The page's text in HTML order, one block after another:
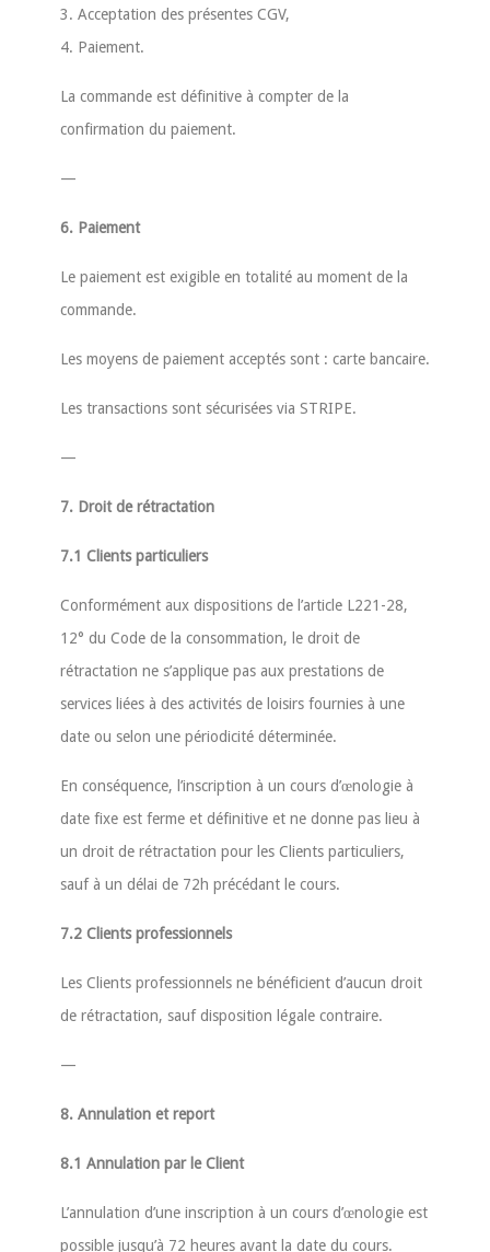
3. Acceptation des présentes CGV,
4. Paiement.
La commande est définitive à compter de la
confirmation du paiement.
—
6. Paiement
Le paiement est exigible en totalité au moment de la
commande.
Les moyens de paiement acceptés sont : carte bancaire.
Les transactions sont sécurisées via STRIPE.
—
7. Droit de rétractation
7.1 Clients particuliers
Conformément aux dispositions de l’article L221-28,
12° du Code de la consommation, le droit de
rétractation ne s’applique pas aux prestations de
services liées à des activités de loisirs fournies à une
date ou selon une périodicité déterminée.
En conséquence, l’inscription à un cours d’œnologie à
date fixe est ferme et définitive et ne donne pas lieu à
un droit de rétractation pour les Clients particuliers,
sauf à un délai de 72h précédant le cours.
7.2 Clients professionnels
Les Clients professionnels ne bénéficient d’aucun droit
de rétractation, sauf disposition légale contraire.
—
8. Annulation et report
8.1 Annulation par le Client
L’annulation d’une inscription à un cours d’œnologie est
possible jusqu’à 72 heures avant la date du cours.